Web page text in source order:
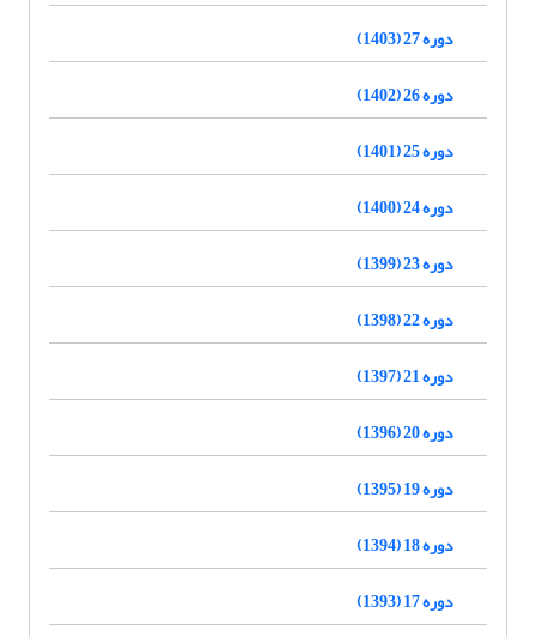
دوره 27 (1403)
دوره 26 (1402)
دوره 25 (1401)
دوره 24 (1400)
دوره 23 (1399)
دوره 22 (1398)
دوره 21 (1397)
دوره 20 (1396)
دوره 19 (1395)
دوره 18 (1394)
دوره 17 (1393)